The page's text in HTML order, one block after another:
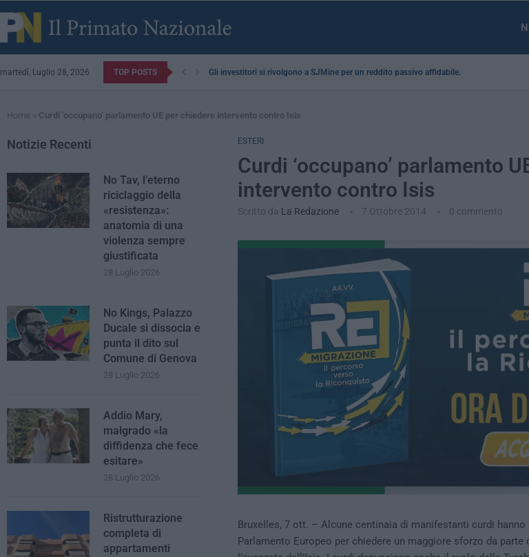
martedì, Luglio 28, 2026 TOP POSTS Gli investitori si rivolgono a SJMine per un reddito passivo affidabile...
Home » Curdi ‘occupano’ parlamento UE per chiedere intervento contro Isis
ESTERI
Curdi ‘occupano’ parlamento
intervento contro Isis
Scritto da La Redazione 7 Ottobre 2014 0 commento
Bruxelles, 7 ott. – Alcune centinaia di manifestanti curdi
Parlamento Europeo per chiedere un maggiore sforzo da
Notizie Recenti
No Tav, l’eterno
riciclaggio della
«resistenza»:
anatomia di una
violenza sempre
giustificata
28 Luglio 2026
No Kings, Palazzo
Ducale si dissocia e
punta il dito sul
Comune di Genova
28 Luglio 2026
Addio Mary,
malgrado «la
diffidenza che fece
esitare»
28 Luglio 2026
Ristrutturazione
completa di
appartamenti